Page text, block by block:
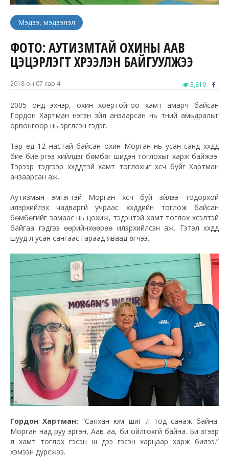
Мэдээ, мэдээлэл
ФОТО: АУТИЗМТАЙ ОХИНЫ ААВ
ЦЭЦЭРЛЭГТ ХҮРЭЭЛЭН БАЙГУУЛЖЭЭ
2018 он 07 сар 4 3,810
2005 онд эхнэр, охин хоёртойгоо хамт амарч байсан
Гордон Хартман нэгэн зүйл анзаарсан нь түүний амьдралыг
орвонгоор нь эргүүлсэн гэдэг.
Тэр үед 12 настай байсан охин Морган нь усан санд хүүхдүүд
бие бие рүүгээ хийлдэг бөмбөг шидэн тоглохыг харж байжээ.
Тэрээр тэдгээр хүүхдүүдтэй хамт тоглохыг хүсч буйг Хартман
анзаарсан аж.
Аутизмын эмгэгтэй Морган хүсч буй зүйлээ тодорхой
илэрхийлэх чадваргүй учраас хүүхдүүдийн тоглож байсан
бөмбөгийг замаас нь цохиж, тэдэнтэй хамт тоглох хүсэлтэй
байгаа гэдгээ өөрийнхөөрөө илэрхийлсэн аж. Гэтэл хүүхдүүд
шууд л усан сангаас гараад яваад өгчээ.
Гордон Хартман:“Саяхан юм шиг л тод санаж байна.
Морган над руу эргэн, Аав аа, би ойлгохгүй байна. Би зүгээр
л хамт тоглох гэсэн шүү дээ гэсэн харцаар харж билээ.”
хэмээн дурсжээ.